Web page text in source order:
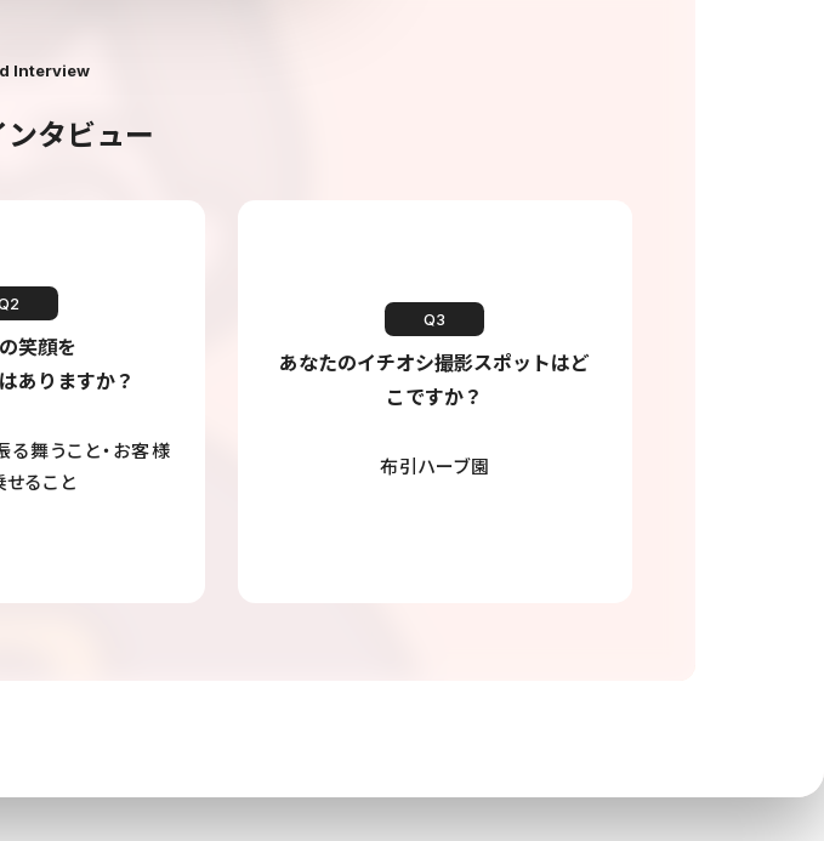
Interview
タビュー
笑顔を
ありますか？
る舞うこと・お客様
せること
Q3
あなたのイチオシ撮影スポットはど
こですか？
布引ハーブ園